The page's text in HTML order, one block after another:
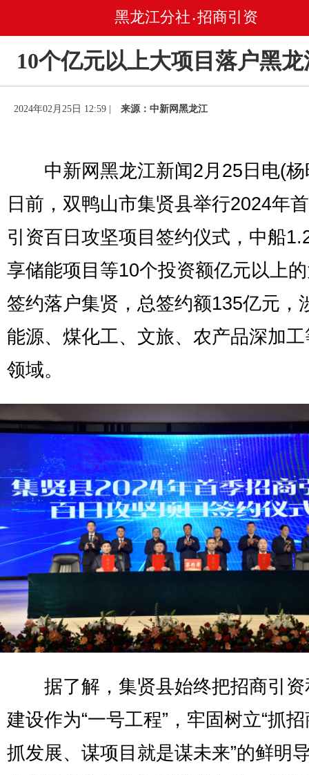
黑龙江分社 • 招商引资
10个亿元以上大项目落户黑
2024年02月25日 12:59 | 来源：中新网黑龙江
中新网黑龙江新闻2月25日电(杨
日前，双鸭山市集贤县举行2024年
引资百日攻坚项目签约仪式，中船
享储能项目等10个投资额亿元以上
签约落户集贤，总签约额135亿元，
能源、煤化工、文旅、农产品深加
领域。
据了解，集贤县始终把招商引资
建设作为“一号工程”，牢固树立“抓
抓发展、谋项目就是谋未来”的鲜明